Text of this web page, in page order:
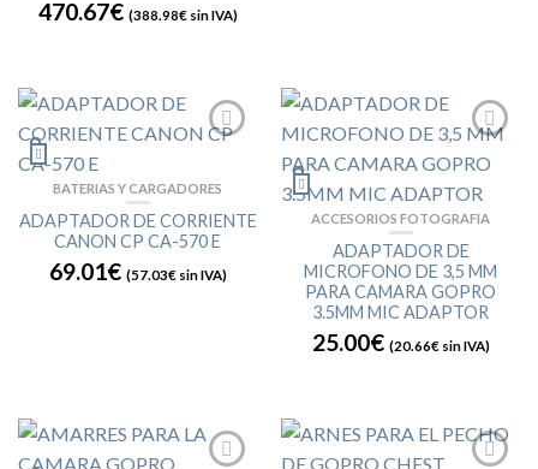
470.67€ (388.98€sin IVA)
BATERIAS Y CARGADORES
ADAPTADOR DE CORRIENTE
CANON CP CA-570 E
69.01€ (57.03€sin IVA)
ACCESORIOS FOTOGRAFIA
ADAPTADOR DE
MICROFONO DE 3,5 MM
PARA CAMARA GOPRO
3.5MM MIC ADAPTOR
25.00€ (20.66€sin IVA)